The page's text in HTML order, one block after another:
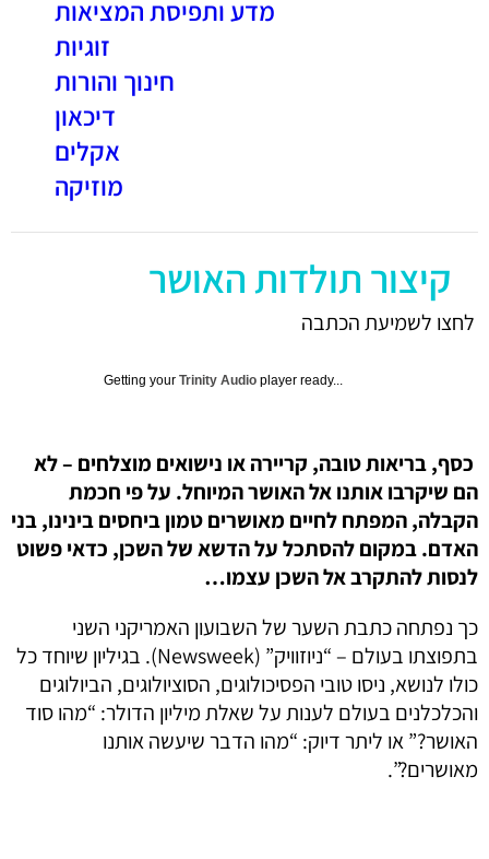
מדע ותפיסת המציאות
זוגיות
חינוך והורות
דיכאון
אקלים
מוזיקה
קיצור תולדות האושר
לחצו לשמיעת הכתבה
Getting your Trinity Audio player ready...
כסף, בריאות טובה, קריירה או נישואים מוצלחים – לא
הם שיקרבו אותנו אל האושר המיוחל. על פי חכמת
הקבלה, המפתח לחיים מאושרים טמון ביחסים בינינו, בני
האדם. במקום להסתכל על הדשא של השכן, כדאי פשוט
לנסות להתקרב אל השכן עצמו…
כך נפתחה כתבת השער של השבועון האמריקני השני
בתפוצתו בעולם – “ניוזוויק” (Newsweek). בגיליון שיוחד כל
כולו לנושא, ניסו טובי הפסיכולוגים, הסוציולוגים, הביולוגים
והכלכלנים בעולם לענות על שאלת מיליון הדולר: “מהו סוד
האושר?” או ליתר דיוק: “מהו הדבר שיעשה אותנו
מאושרים?”.